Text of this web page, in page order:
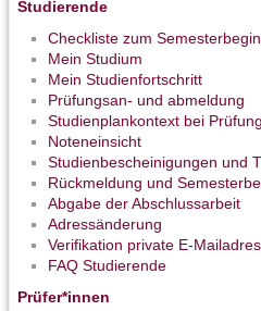
Studierende
Checkliste zum
Mein Studium
Mein Studienfortschritt
Prüfungsan- und abmeldung
Studienplankontext bei
Noteneinsicht
Studienbescheinigungen und
Rückmeldung und
Abgabe der Abschlussarbeit
Adressänderung
Verifikation private E-
FAQ Studierende
Prüfer*innen